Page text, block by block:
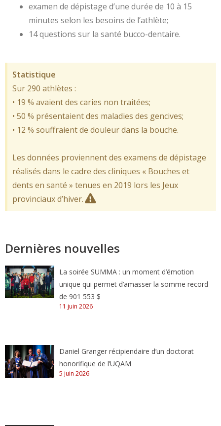
examen de dépistage d’une durée de 10 à 15
minutes selon les besoins de l’athlète;
14 questions sur la santé bucco-dentaire.
Statistique
Sur 290 athlètes :
• 19 % avaient des caries non traitées;
• 50 % présentaient des maladies des gencives;
• 12 % souffraient de douleur dans la bouche.
Les données proviennent des examens de dépistage
réalisés dans le cadre des cliniques « Bouches et
dents en santé » tenues en 2019 lors les Jeux
provinciaux d’hiver.
Dernières nouvelles
La soirée SUMMA : un moment d’émotion
unique qui permet d’amasser la somme record
de 901 553 $
11 juin 2026
Daniel Granger récipiendaire d’un doctorat
honorifique de l’UQAM
5 juin 2026